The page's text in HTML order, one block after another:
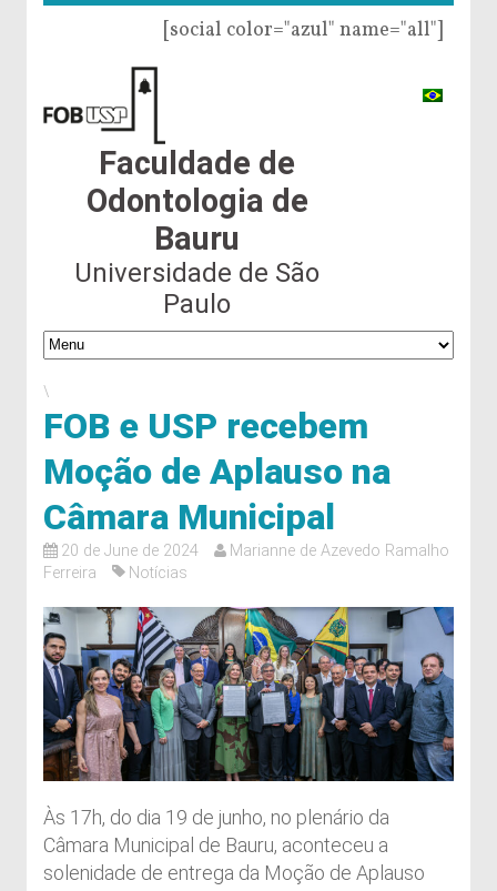
[social color="azul" name="all"]
Faculdade de
Odontologia de
Bauru
Universidade de São
Paulo
\
FOB e USP recebem
Moção de Aplauso na
Câmara Municipal
20 de June de 2024
Marianne de Azevedo Ramalho
Ferreira
Notícias
Às 17h, do dia 19 de junho, no plenário da
Câmara Municipal de Bauru, aconteceu a
solenidade de entrega da Moção de Aplauso